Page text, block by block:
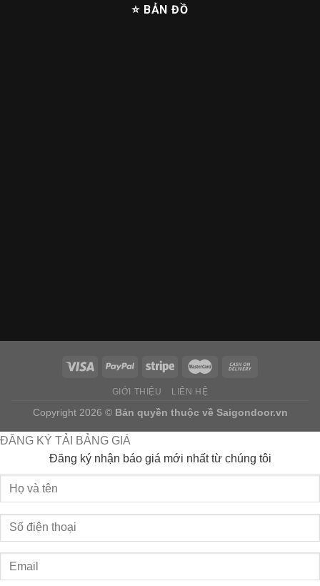
⭐ BẢN ĐỒ
GIỚI THIỆU LIÊN HỆ
Copyright 2026 © Bản quyền thuộc về Saigondoor.vn
ĐĂNG KÝ TẢI BẢNG GIÁ
Đăng ký nhận báo giá mới nhất từ chúng tôi